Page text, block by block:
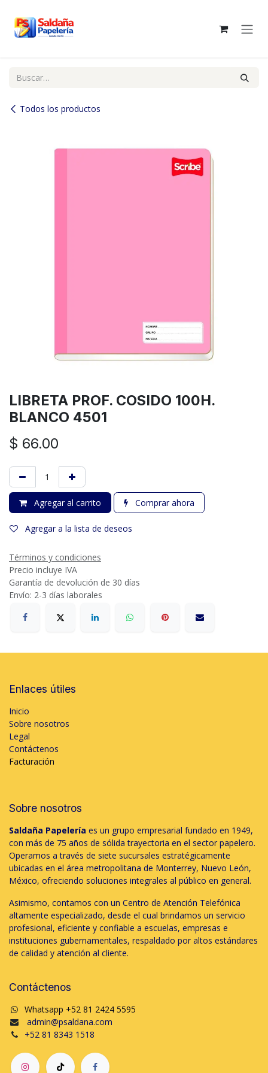
Todos los productos
LIBRETA PROF. COSIDO 100H.
BLANCO 4501
$ 66.00
Agregar al carrito Comprar ahora
Agregar a la lista de deseos
Términos y condiciones
Precio incluye IVA
Garantía de devolución de 30 días
Envío: 2-3 días laborales
Enlaces útiles
Inicio
Sobre nosotros
Legal
Contáctenos
Facturación
Sobre nosotros
Saldaña Papelería es un grupo empresarial fundado en 1949,
con más de 75 años de sólida trayectoria en el sector papelero.
Operamos a través de siete sucursales estratégicamente
ubicadas en el área metropolitana de Monterrey, Nuevo León,
México, ofreciendo soluciones integrales al público en general.
Asimismo, contamos con un Centro de Atención Telefónica
altamente especializado, desde el cual brindamos un servicio
profesional, eficiente y confiable a escuelas, empresas e
instituciones gubernamentales, respaldado por altos estándares
de calidad y atención al cliente.
Contáctenos
Whatsapp +52 81 2424 5595
admin@psaldana.com
+52 81 8343 1518